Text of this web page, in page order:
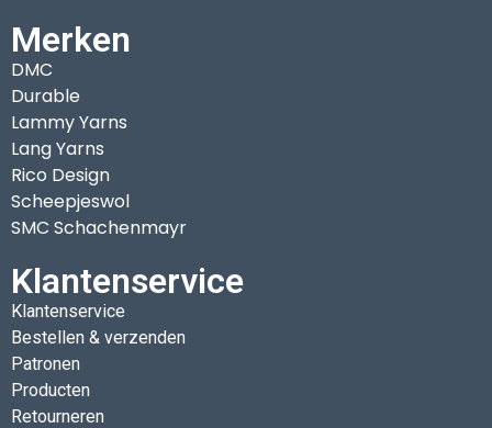
Merken
DMC
Durable
Lammy Yarns
Lang Yarns
Rico Design
Scheepjeswol
SMC Schachenmayr
Klantenservice
Klantenservice
Bestellen & verzenden
Patronen
Producten
Retourneren